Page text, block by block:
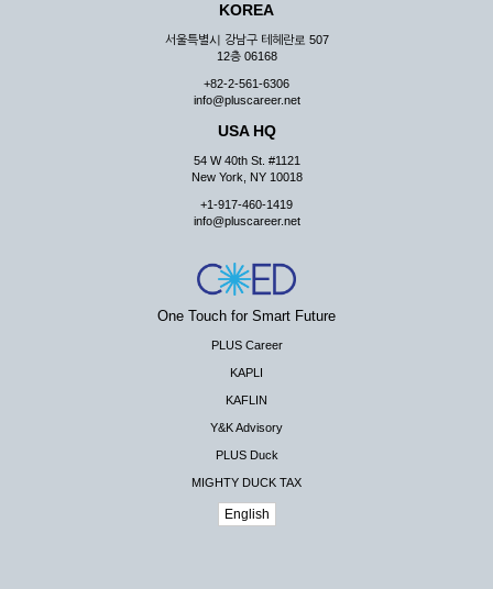
KOREA
서울특별시 강남구 테헤란로 507
12층 06168
+82-2-561-6306
info@pluscareer.net
USA HQ
54 W 40th St. #1121
New York, NY 10018
+1-917-460-1419
info@pluscareer.net
One Touch for Smart Future
PLUS Career
KAPLI
KAFLIN
Y&K Advisory
PLUS Duck
MIGHTY DUCK TAX
English